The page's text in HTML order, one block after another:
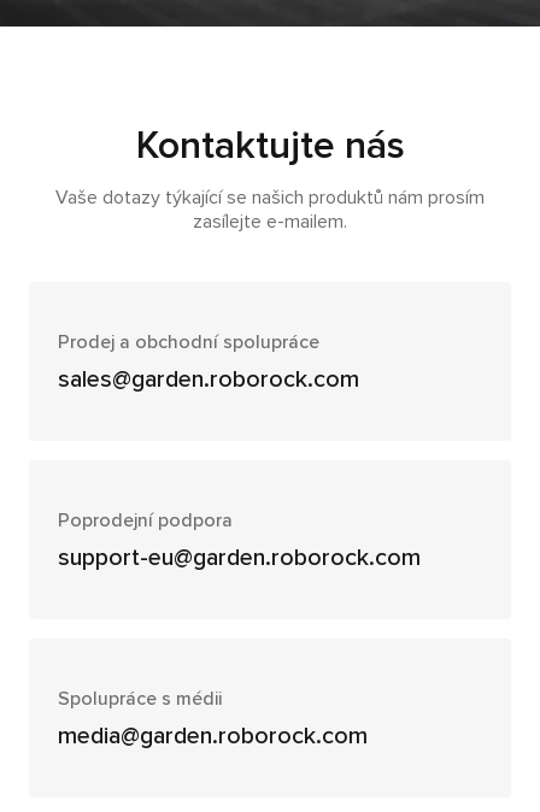
Kontaktujte nás
Vaše dotazy týkající se našich produktů nám prosím
zasílejte e-mailem.
Prodej a obchodní spolupráce
sales@garden.roborock.com
Poprodejní podpora
support-eu@garden.roborock.com
Spolupráce s médii
media@garden.roborock.com